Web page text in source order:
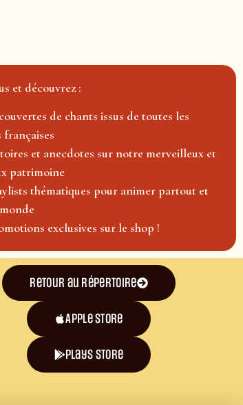
et découvrez :
de chants issus de toutes les
françaises
et anecdotes sur notre merveilleux et
patrimoine
thématiques pour animer partout et
exclusives sur le shop !
Retour au répertoire
Apple Store
plays store